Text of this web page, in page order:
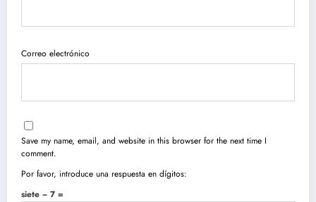
Correo electrónico
Save my name, email, and website in this browser for the next time I
comment.
Por favor, introduce una respuesta en dígitos:
siete − 7 =